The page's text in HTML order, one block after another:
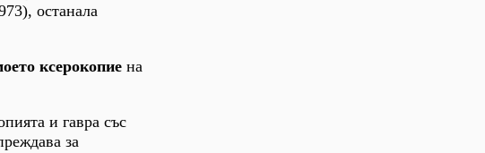
останала
ксерокопие на
и гавра със
за